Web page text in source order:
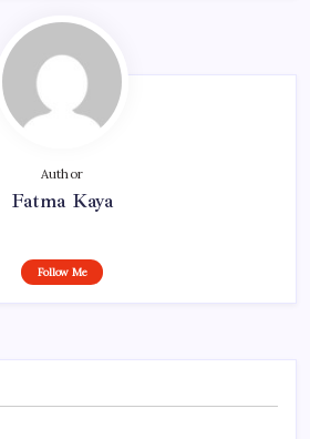
Author
Fatma Kaya
Follow Me